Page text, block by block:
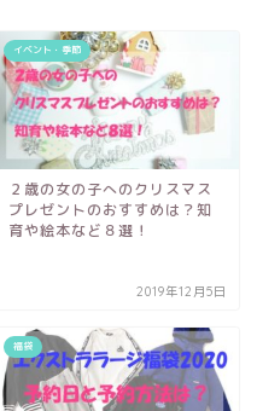
イベント・季節
２歳の女の子へのクリスマス
プレゼントのおすすめは？知
育や絵本など８選！
2019年12月5日
福袋